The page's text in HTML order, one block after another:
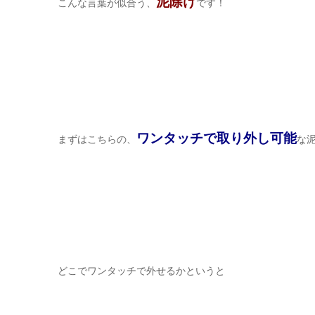
まずはこちらの、 ワンタッチで取り外し可能な
どこでワンタッチで外せるかというと